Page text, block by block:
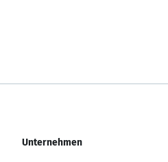
Unternehmen